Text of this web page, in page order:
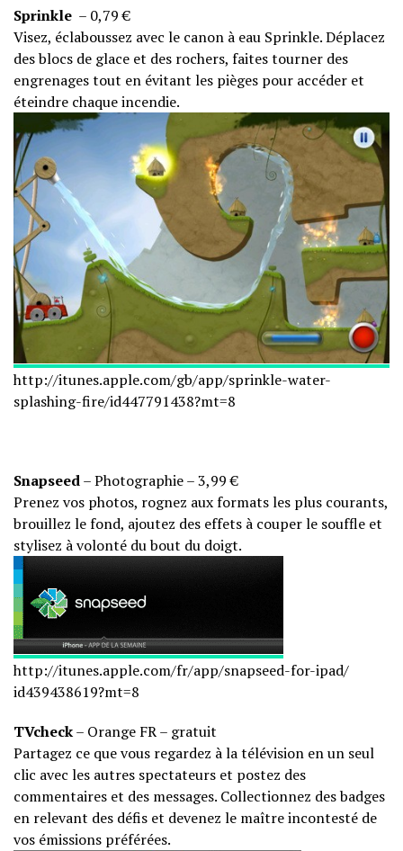
Sprinkle – 0,79 €
Visez, éclaboussez avec le canon à eau Sprinkle. Déplacez
des blocs de glace et des rochers, faites tourner des
engrenages tout en évitant les pièges pour accéder et
éteindre chaque incendie.
http://itunes.apple.com/gb/app/sprinkle-water-
splashing-fire/id447791438?mt=8
Snapseed– Photographie – 3,99 €
Prenez vos photos, rognez aux formats les plus courants,
brouillez le fond, ajoutez des effets à couper le souffle et
stylisez à volonté du bout du doigt.
http://itunes.apple.com/fr/app/snapseed-for-ipad/
id439438619?mt=8
TVcheck– Orange FR – gratuit
Partagez ce que vous regardez à la télévision en un seul
clic avec les autres spectateurs et postez des
commentaires et des messages. Collectionnez des badges
en relevant des défis et devenez le maître incontesté de
vos émissions préférées.